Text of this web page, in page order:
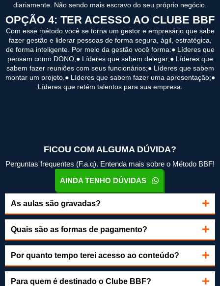
diariamente. Não sendo mais escravo do seu próprio negócio.
OPÇÃO 4: TER ACESSO AO CLUBE BBF
Com esse método você se torna um gestor e empresário que sabe
fazer gestão e liderar pessoas de forma segura, ágil, estratégica,
de forma inteligente. Por meio da gestão você forma:● Líderes que
pensam como DONO;● Líderes que sabem delegar;● Líderes que
sabem fazer reuniões com seus funcionários;● Líderes que sabem
montar um projeto.● Líderes que sabem fazer uma apresentação;●
Líderes que retém talentos para sua empresa.
FICOU COM ALGUMA DÚVIDA?
Perguntas frequentes (F.a.q). Entenda mais sobre o Método BBF!
AINDA TENHO DÚVIDAS
As aulas são gravadas?
Quais são as formas de pagamento?
Por quanto tempo terei acesso ao conteúdo?
Para quem é destinado o Clube BBF?